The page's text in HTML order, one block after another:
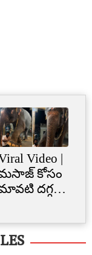
Video |
కోసం
దగ్గర